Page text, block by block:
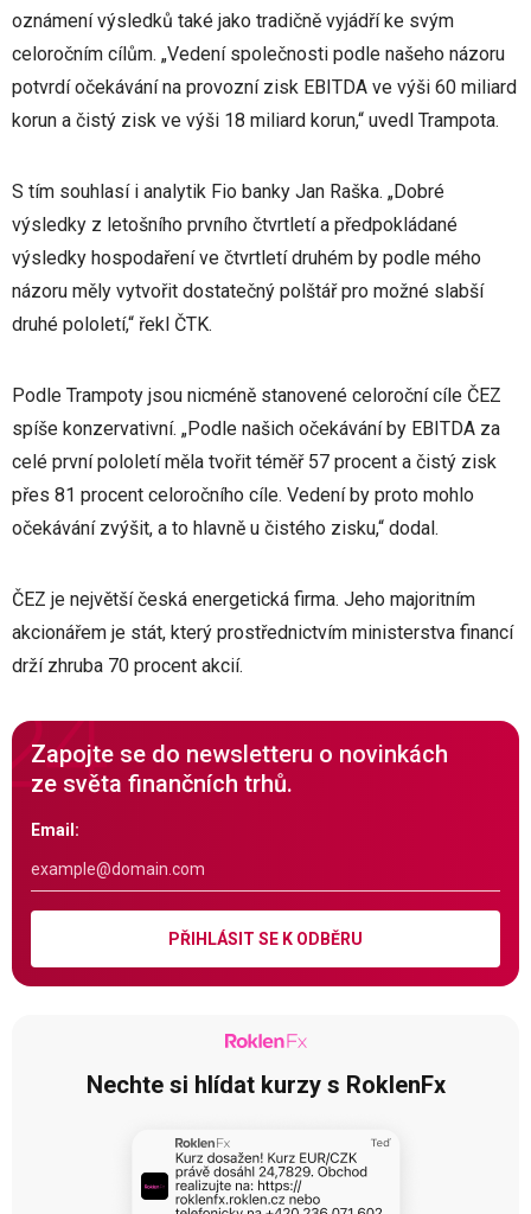
oznámení výsledků také jako tradičně vyjádří ke svým
celoročním cílům. „Vedení společnosti podle našeho názoru
potvrdí očekávání na provozní zisk EBITDA ve výši 60 miliard
korun a čistý zisk ve výši 18 miliard korun,“ uvedl Trampota.
S tím souhlasí i analytik Fio banky Jan Raška. „Dobré
výsledky z letošního prvního čtvrtletí a předpokládané
výsledky hospodaření ve čtvrtletí druhém by podle mého
názoru měly vytvořit dostatečný polštář pro možné slabší
druhé pololetí,“ řekl ČTK.
Podle Trampoty jsou nicméně stanovené celoroční cíle ČEZ
spíše konzervativní. „Podle našich očekávání by EBITDA za
celé první pololetí měla tvořit téměř 57 procent a čistý zisk
přes 81 procent celoročního cíle. Vedení by proto mohlo
očekávání zvýšit, a to hlavně u čistého zisku,“ dodal.
ČEZ je největší česká energetická firma. Jeho majoritním
akcionářem je stát, který prostřednictvím ministerstva financí
drží zhruba 70 procent akcií.
Zapojte se do newsletteru o novinkách
ze světa finančních trhů.
Email:
PŘIHLÁSIT SE K ODBĚRU
Nechte si hlídat kurzy s RoklenFx